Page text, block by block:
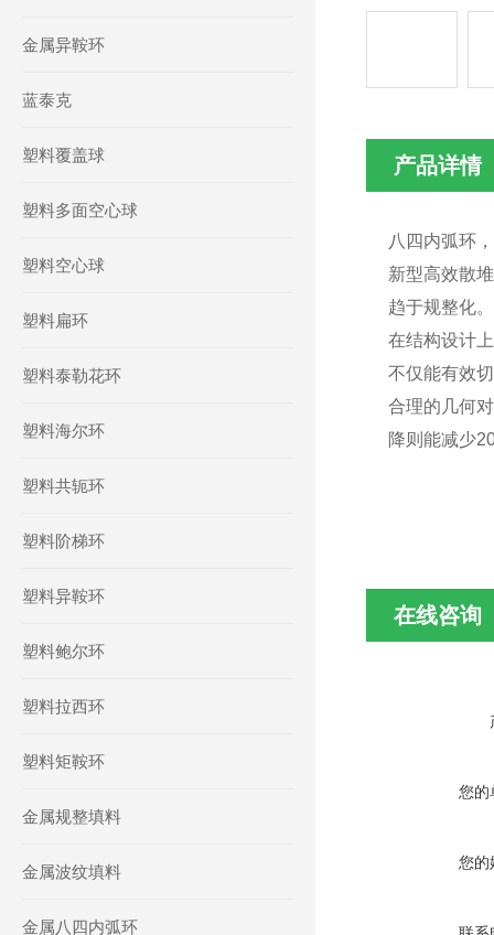
金属异鞍环
蓝泰克
塑料覆盖球
塑料多面空心球
塑料空心球
塑料扁环
塑料泰勒花环
塑料海尔环
塑料共轭环
塑料阶梯环
塑料异鞍环
塑料鲍尔环
塑料拉西环
塑料矩鞍环
金属规整填料
金属波纹填料
金属八四内弧环
产品详情
八四内弧环
新型高效散
趋于规整化。
在结构设计
不仅能有效
合理的几何
降则能减少
在线咨询
您的
您的